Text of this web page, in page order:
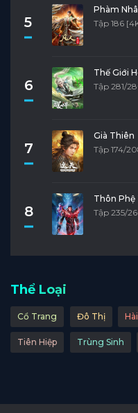
5
Phàm
Tập 186
6
Thế Giới
Tập 281/
7
Già Thiên
Tập 174/
8
Thôn Phệ
Tập 235/
Thể Loại
Cổ Trang Đô Thị
Tiên Hiệp Trùng Sinh